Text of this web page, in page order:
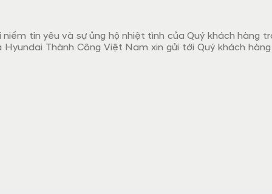
tin yêu và sự ủng hộ nhiệt tình của Quý khách hàng
Hyundai Thành Công Việt Nam xin gửi tới Quý khách